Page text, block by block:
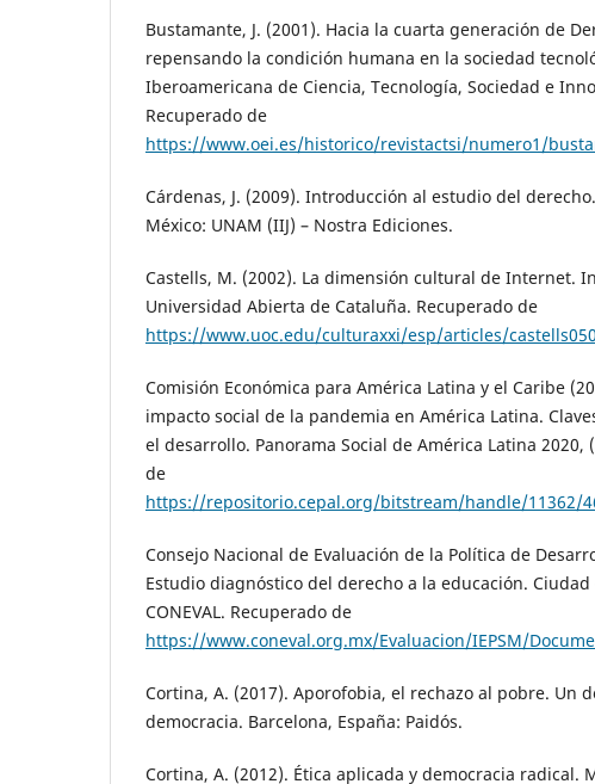
Bustamante, J. (2001). Hacia la cuarta generación de
repensando la condición humana en la sociedad
Iberoamericana de Ciencia, Tecnología, Sociedad e
Recuperado de
https://www.oei.es/historico/revistactsi/numero1/
Cárdenas, J. (2009). Introducción al estudio del
México: UNAM (IIJ) – Nostra Ediciones.
Castells, M. (2002). La dimensión cultural de Internet.
Universidad Abierta de Cataluña. Recuperado de
https://www.uoc.edu/culturaxxi/esp/articles/
Comisión Económica para América Latina y el Caribe
impacto social de la pandemia en América Latina.
el desarrollo. Panorama Social de América Latina 2020,
de
https://repositorio.cepal.org/bitstream/handle/11362/
Consejo Nacional de Evaluación de la Política de
Estudio diagnóstico del derecho a la educación. Ciudad
CONEVAL. Recuperado de
https://www.coneval.org.mx/Evaluacion/IEPSM/
Cortina, A. (2017). Aporofobia, el rechazo al pobre. Un
democracia. Barcelona, España: Paidós.
Cortina, A. (2012). Ética aplicada y democracia radical.